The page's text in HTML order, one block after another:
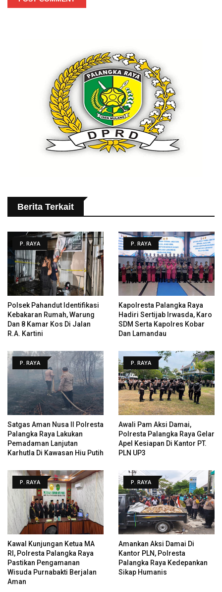
Berita Terkait
P. RAYA
Polsek Pahandut Identifikasi
Kebakaran Rumah, Warung
Dan 8 Kamar Kos Di Jalan
R.A. Kartini
P. RAYA
Kapolresta Palangka Raya
Hadiri Sertijab Irwasda, Karo
SDM Serta Kapolres Kobar
Dan Lamandau
P. RAYA
Satgas Aman Nusa II Polresta
Palangka Raya Lakukan
Pemadaman Lanjutan
Karhutla Di Kawasan Hiu Putih
P. RAYA
Awali Pam Aksi Damai,
Polresta Palangka Raya Gelar
Apel Kesiapan Di Kantor PT.
PLN UP3
P. RAYA
Kawal Kunjungan Ketua MA
RI, Polresta Palangka Raya
Pastikan Pengamanan
Wisuda Purnabakti Berjalan
Aman
P. RAYA
Amankan Aksi Damai Di
Kantor PLN, Polresta
Palangka Raya Kedepankan
Sikap Humanis